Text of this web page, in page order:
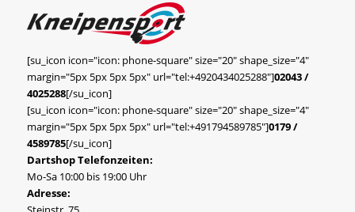
[su_icon icon="icon: phone-square" size="20" shape_size="4"
margin="5px 5px 5px 5px" url="tel:+4920434025288"]02043 /
4025288[/su_icon]
[su_icon icon="icon: phone-square" size="20" shape_size="4"
margin="5px 5px 5px 5px" url="tel:+491794589785"]0179 /
4589785[/su_icon]
Dartshop Telefonzeiten:
Mo-Sa 10:00 bis 19:00 Uhr
Adresse: